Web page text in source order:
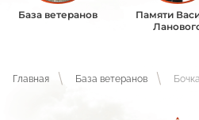
База ветеранов
Памяти
Главная База ветеранов